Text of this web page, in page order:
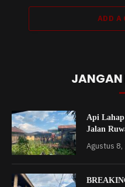
ADD A
JANGAN
Api
Jalan
Agustus 8,